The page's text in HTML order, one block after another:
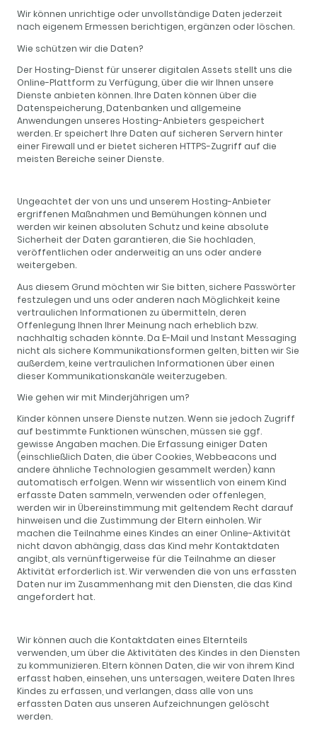
Wir können unrichtige oder unvollständige Daten jederzeit
nach eigenem Ermessen berichtigen, ergänzen oder löschen.
Wie schützen wir die Daten?
Der Hosting-Dienst für unserer digitalen Assets stellt uns die
Online-Plattform zu Verfügung, über die wir Ihnen unsere
Dienste anbieten können. Ihre Daten können über die
Datenspeicherung, Datenbanken und allgemeine
Anwendungen unseres Hosting-Anbieters gespeichert
werden. Er speichert Ihre Daten auf sicheren Servern hinter
einer Firewall und er bietet sicheren HTTPS-Zugriff auf die
meisten Bereiche seiner Dienste.
Ungeachtet der von uns und unserem Hosting-Anbieter
ergriffenen Maßnahmen und Bemühungen können und
werden wir keinen absoluten Schutz und keine absolute
Sicherheit der Daten garantieren, die Sie hochladen,
veröffentlichen oder anderweitig an uns oder andere
weitergeben.
Aus diesem Grund möchten wir Sie bitten, sichere Passwörter
festzulegen und uns oder anderen nach Möglichkeit keine
vertraulichen Informationen zu übermitteln, deren
Offenlegung Ihnen Ihrer Meinung nach erheblich bzw.
nachhaltig schaden könnte. Da E-Mail und Instant Messaging
nicht als sichere Kommunikationsformen gelten, bitten wir Sie
außerdem, keine vertraulichen Informationen über einen
dieser Kommunikationskanäle weiterzugeben.
Wie gehen wir mit Minderjährigen um?
Kinder können unsere Dienste nutzen. Wenn sie jedoch Zugriff
auf bestimmte Funktionen wünschen, müssen sie ggf.
gewisse Angaben machen. Die Erfassung einiger Daten
(einschließlich Daten, die über Cookies, Webbeacons und
andere ähnliche Technologien gesammelt werden) kann
automatisch erfolgen. Wenn wir wissentlich von einem Kind
erfasste Daten sammeln, verwenden oder offenlegen,
werden wir in Übereinstimmung mit geltendem Recht darauf
hinweisen und die Zustimmung der Eltern einholen. Wir
machen die Teilnahme eines Kindes an einer Online-Aktivität
nicht davon abhängig, dass das Kind mehr Kontaktdaten
angibt, als vernünftigerweise für die Teilnahme an dieser
Aktivität erforderlich ist. Wir verwenden die von uns erfassten
Daten nur im Zusammenhang mit den Diensten, die das Kind
angefordert hat.
Wir können auch die Kontaktdaten eines Elternteils
verwenden, um über die Aktivitäten des Kindes in den Diensten
zu kommunizieren. Eltern können Daten, die wir von ihrem Kind
erfasst haben, einsehen, uns untersagen, weitere Daten Ihres
Kindes zu erfassen, und verlangen, dass alle von uns
erfassten Daten aus unseren Aufzeichnungen gelöscht
werden.